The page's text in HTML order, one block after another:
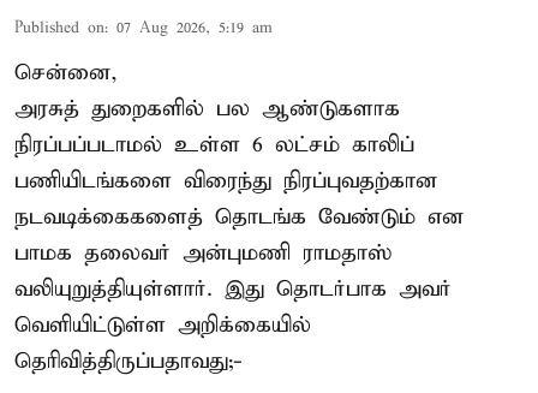
Published on: 07 Aug 2026, 5:19 am
சென்னை,
அரசுத் துறைகளில் பல ஆண்டுகளாக
நிரப்பப்படாமல் உள்ள 6 லட்சம் காலிப்
பணியிடங்களை விரைந்து நிரப்புவதற்கான
நடவடிக்கைகளைத் தொடங்க வேண்டும் என
பாமக தலைவர் அன்புமணி ராமதாஸ்
வலியுறுத்தியுள்ளார். இது தொடர்பாக அவர்
வெளியிட்டுள்ள அறிக்கையில்
தெரிவித்திருப்பதாவது;-